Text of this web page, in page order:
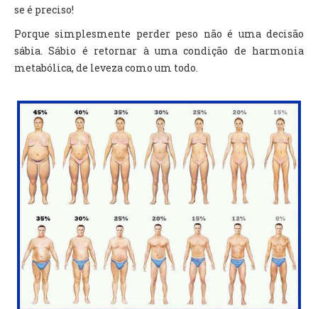
se é preciso!
Porque simplesmente perder peso não é uma decisão
sábia. Sábio é retornar à uma condição de harmonia
metabólica, de leveza como um todo.